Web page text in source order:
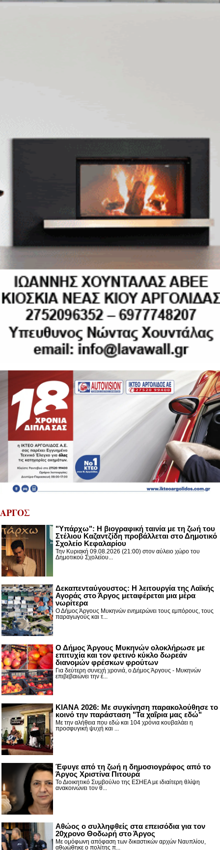
ΑΡΓΟΣ
"Υπάρχω": Η βιογραφική ταινία με τη ζωή του
Στέλιου Καζαντζίδη προβάλλεται στο Δημοτικό
Σχολείο Κεφαλαρίου
Την Κυριακή 09.08.2026 (21:00) στον αύλειο χώρο του
Δημοτικού Σχολείου...
Δεκαπενταύγουστος: H λειτουργία της Λαϊκής
Αγοράς στο Άργος μεταφέρεται μια μέρα
νωρίτερα
Ο Δήμος Άργους Μυκηνών ενημερώνει τους εμπόρους, τους
παραγωγούς και τ...
Ο Δήμος Άργους Μυκηνών ολοκλήρωσε με
επιτυχία και τον φετινό κύκλο δωρεάν
διανομών φρέσκων φρούτων
Για δεύτερη συνεχή χρονιά, ο Δήμος Άργους - Μυκηνών
επιβεβαιώνει την έ...
ΚΙΑΝΑ 2026: Με συγκίνηση παρακολούθησε το
κοινό την παράσταση "Τα χαΐρια μας εδώ"
Με την αλήθεια που εδώ και 104 χρόνια κουβαλάει η
προσφυγική ψυχή και ...
Έφυγε από τη ζωή η δημοσιογράφος από το
Άργος Χριστίνα Πιτουρά
Το Διοικητικό Συμβούλιο της ΕΣΗΕΑ με ιδιαίτερη θλίψη
ανακοινώνει τον θ...
Αθώος ο συλληφθείς στα επεισόδια για τον
20χρονο Θοδωρή στο Άργος
Με ομόφωνη απόφαση των δικαστικών αρχών Ναυπλίου,
αθωώθηκε ο πολίτης π...